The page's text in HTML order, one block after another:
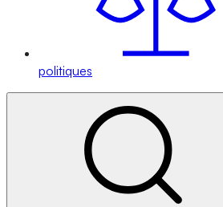
politiques